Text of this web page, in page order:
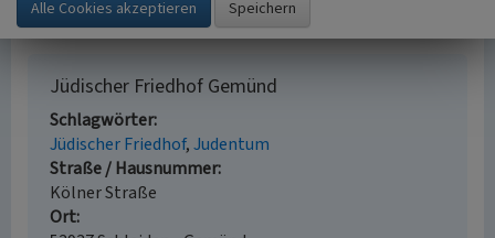
Jüdischer Friedhof Gemünd
Schlagwörter
Jüdischer Friedhof Judentum
Straße / Hausnummer
Kölner Straße
Ort